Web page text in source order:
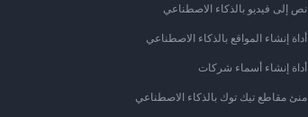
نص إلى فيديو بالذكاء الاصطناعي
أداة إنشاء المواقع بالذكاء الاصطناعي
أداة إنشاء أسماء شركات
منئ مقاطع تيك توك بالذكاء الاصطناعي